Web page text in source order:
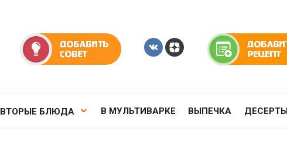
ВТОРЫЕ БЛЮДА В МУЛЬТИВАРКЕ ВЫПЕЧКА